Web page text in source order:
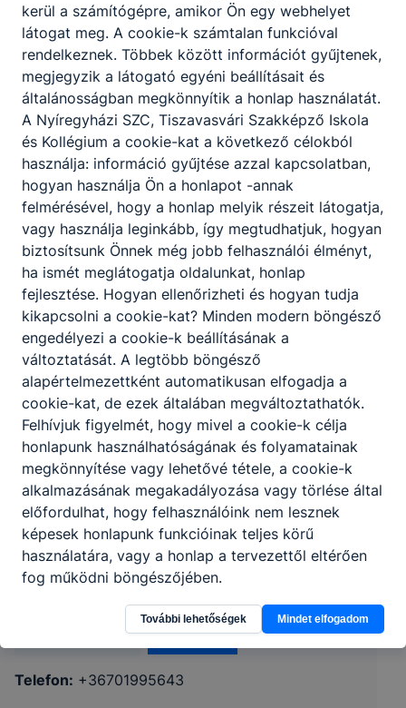
Partnereink
Nyíregyházi SZC Tiszavasvári Szakképző
Iskola és Kollégium
4440 Tiszavasvári, Petőfi út 1.
Telefon: +36701995643
kerül a számítógépre, amikor Ön egy webhelyet
látogat meg. A cookie-k számtalan funkcióval
rendelkeznek. Többek között információt gyűjtenek,
megjegyzik a látogató egyéni beállításait és
általánosságban megkönnyítik a honlap használatát.
A Nyíregyházi SZC, Tiszavasvári Szakképző Iskola
és Kollégium a cookie-kat a következő célokból
használja: információ gyűjtése azzal kapcsolatban,
hogyan használja Ön a honlapot -annak
felmérésével, hogy a honlap melyik részeit látogatja,
vagy használja leginkább, így megtudhatjuk, hogyan
biztosítsunk Önnek még jobb felhasználói élményt,
ha ismét meglátogatja oldalunkat, honlap
fejlesztése. Hogyan ellenőrizheti és hogyan tudja
kikapcsolni a cookie-kat? Minden modern böngésző
engedélyezi a cookie-k beállításának a
változtatását. A legtöbb böngésző
alapértelmezettként automatikusan elfogadja a
cookie-kat, de ezek általában megváltoztathatók.
Felhívjuk figyelmét, hogy mivel a cookie-k célja
honlapunk használhatóságának és folyamatainak
megkönnyítése vagy lehetővé tétele, a cookie-k
alkalmazásának megakadályozása vagy törlése által
előfordulhat, hogy felhasználóink nem lesznek
képesek honlapunk funkcióinak teljes körű
használatára, vagy a honlap a tervezettől eltérően
fog működni böngészőjében.
További lehetőségek Mindet elfogadom